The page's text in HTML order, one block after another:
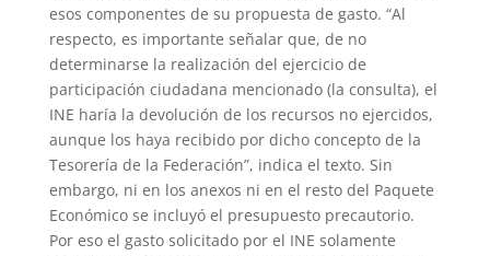
esos componentes de su propuesta de gasto. “Al
respecto, es importante señalar que, de no
determinarse la realización del ejercicio de
participación ciudadana mencionado (la consulta), el
INE haría la devolución de los recursos no ejercidos,
aunque los haya recibido por dicho concepto de la
Tesorería de la Federación”, indica el texto. Sin
embargo, ni en los anexos ni en el resto del Paquete
Económico se incluyó el presupuesto precautorio.
Por eso el gasto solicitado por el INE solamente